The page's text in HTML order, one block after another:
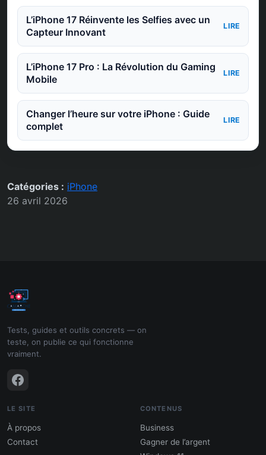
L’iPhone 17 Réinvente les Selfies avec un
Capteur Innovant
LIRE
L’iPhone 17 Pro : La Révolution du Gaming
Mobile
LIRE
Changer l’heure sur votre iPhone : Guide
complet
LIRE
Catégories : iPhone
26 avril 2026
Tests, guides et outils concrets — on
teste, on publie ce qui fonctionne
vraiment.
LE SITE
À propos
Contact
CONTENUS
Business
Gagner de l’argent